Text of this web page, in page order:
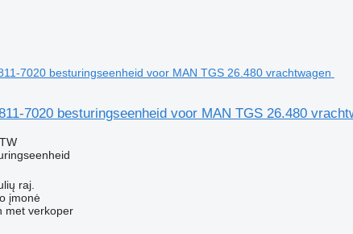
7020 besturingseenheid voor MAN TGS 26.480
raj.
įmonė
met verkoper